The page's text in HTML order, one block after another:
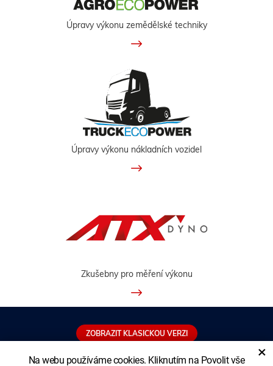
Na webu používáme cookies. Kliknutím na Povolit vše ×
Úpravy výkonu zemědělské techniky
Úpravy výkonu nákladních vozidel
Zkušebny pro měření výkonu
ZOBRAZIT KLASICKOU VERZI